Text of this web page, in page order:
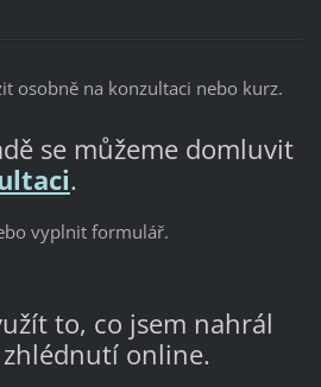
osobně na konzultaci nebo kurz.
se můžeme domluvit
.
vyplnit formulář.
to, co jsem nahrál
online.